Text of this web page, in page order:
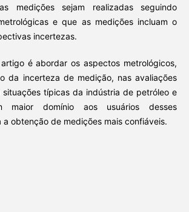
medições sejam realizadas seguindo
e que as medições incluam o
incertezas.
é abordar os aspectos metrológicos,
da incerteza de medição, nas avaliações
típicas da indústria de petróleo e
maior domínio aos usuários desses
a obtenção de medições mais confiáveis.